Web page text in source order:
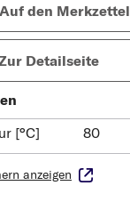
Auf den Merkzettel
Detailseite
[°C]
80
anzeigen